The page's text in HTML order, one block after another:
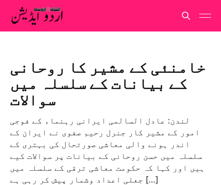
خامنئی کے مشیر کا روحانی
کے بیانات کے سلسلہ میں
سوالات
لندن: عادل السالمی ایرانی رہنماء کے فوجی
امور کے مشیر کار جنرل رحیم صفوی نے ایران کے
اندر ہونے والی معاشی صورتحال کی بہتری کے
سلسلہ میں حسن روحانی کے بیانات پر سوالات کیے
ہیں اور کہا کہ حکومت معاشی ترقی کے سلسلہ میں
جعلی اعداد وشمار پیش کر رہی ہے […]